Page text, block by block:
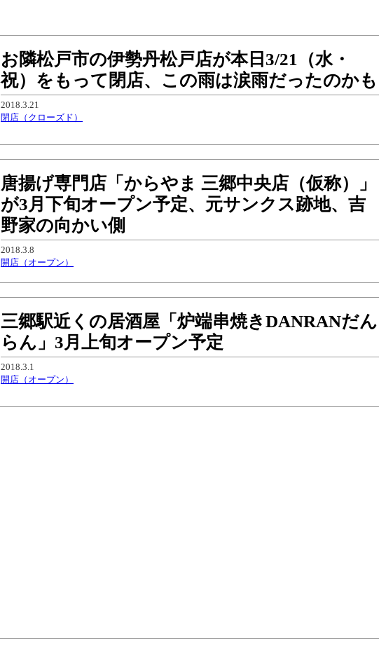
お隣松戸市の伊勢丹松戸店が本日3/21（水・
祝）をもって閉店、この雨は涙雨だったのかも
2018.3.21
閉店（クローズド）
唐揚げ専門店「からやま 三郷中央店（仮称）」
が3月下旬オープン予定、元サンクス跡地、吉
野家の向かい側
2018.3.8
開店（オープン）
三郷駅近くの居酒屋「炉端串焼きDANRANだん
らん」3月上旬オープン予定
2018.3.1
開店（オープン）